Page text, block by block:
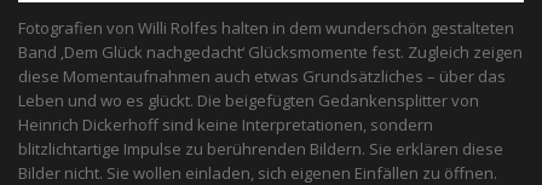
Fotografien von Willi Rolfes halten in dem wunderschön gestalteten
Band ‚Dem Glück nachgedacht‘ Glücksmomente fest. Zugleich zeigen
diese Momentaufnahmen auch etwas Grundsätzliches – über das
Leben und wo es glückt. Die beigefügten Gedankensplitter von
Heinrich Dickerhoff sind keine Interpretationen, sondern
blitzlichtartige Impulse zu berührenden Bildern. Sie erklären diese
Bilder nicht. Sie wollen einladen, sich eigenen Einfällen zu öffnen.